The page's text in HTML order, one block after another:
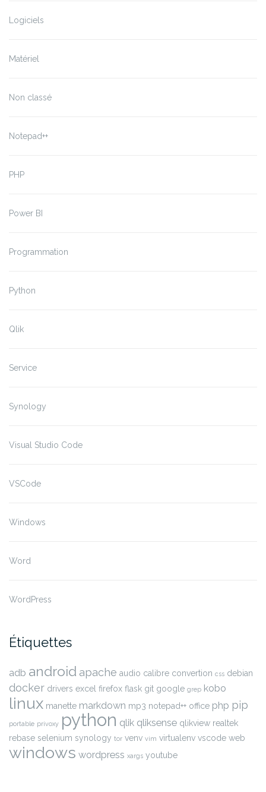
Logiciels
Matériel
Non classé
Notepad++
PHP
Power BI
Programmation
Python
Qlik
Service
Synology
Visual Studio Code
VSCode
Windows
Word
WordPress
Étiquettes
adb android apache audio calibre convertion css debian
docker drivers excel firefox flask git google grep kobo
linux manette markdown mp3 notepad++ office php pip
portable privoxy python qlik qliksense qlikview realtek
rebase selenium synology tor venv vim virtualenv vscode web
windows wordpress xargs youtube